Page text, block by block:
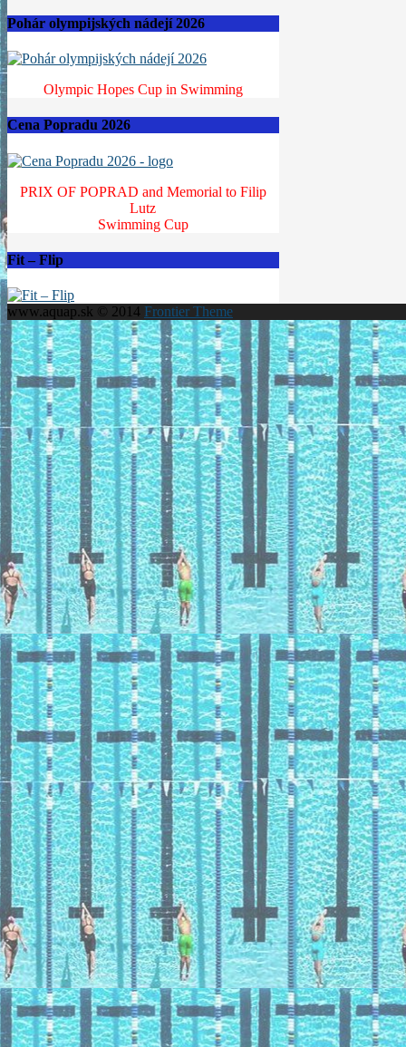
Pohár olympijských nádejí 2026
Olympic Hopes Cup in Swimming
Cena Popradu 2026
PRIX OF POPRAD and Memorial to Filip
Lutz
Swimming Cup
Fit – Flip
www.aquap.sk © 2014 Frontier Theme